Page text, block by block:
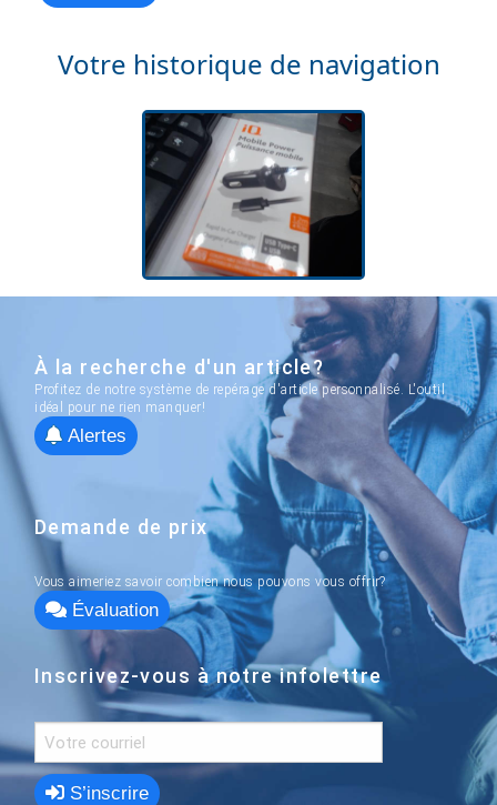
Votre historique de navigation
À la recherche d'un article?
Profitez de notre système de repérage d'article personnalisé. L'outil
idéal pour ne rien manquer!
Alertes
Demande de prix
Vous aimeriez savoir combien nous pouvons vous offrir?
Évaluation
Inscrivez-vous à notre infolettre
S’inscrire